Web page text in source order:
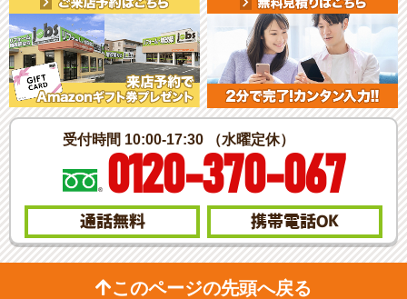
受付時間 10:00-17:30 （水曜定休）
0120-370-067
通話無料 携帯電話OK
このページの先頭へ戻る